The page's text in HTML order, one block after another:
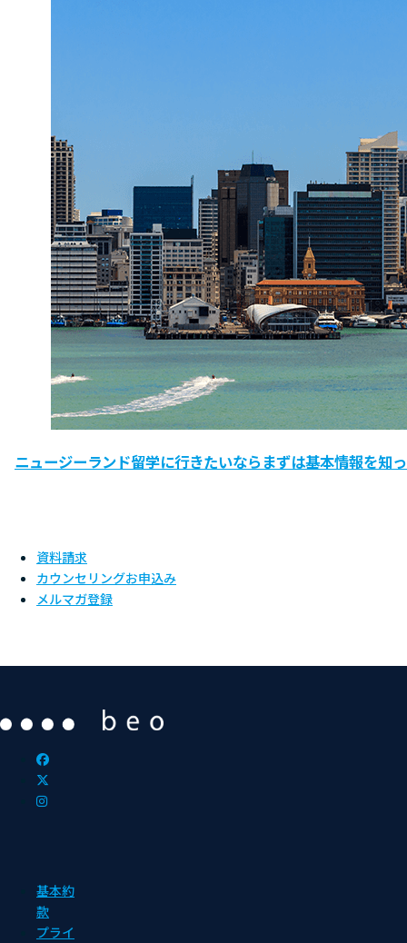
ニュージーランド留学に行きたいならまずは基本情報を知
資料請求
カウンセリングお申込み
メルマガ登録
基本約
款
プライ